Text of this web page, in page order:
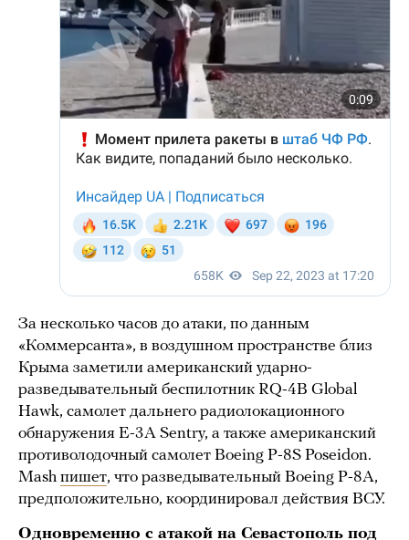
За несколько часов до атаки, по данным
«Коммерсанта», в воздушном пространстве близ
Крыма заметили американский ударно-
разведывательный беспилотник RQ-4B Global
Hawk, самолет дальнего радиолокационного
обнаружения E-3A Sentry, а также американский
противолодочный самолет Boeing P-8S Poseidon.
Mash пишет, что разведывательный Boeing P-8A,
предположительно, координировал действия ВСУ.
Одновременно с атакой на Севастополь под